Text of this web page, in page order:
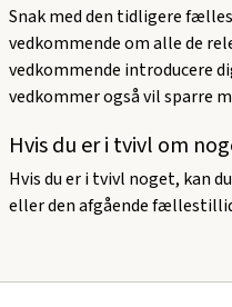
Snak med den tidligere
vedkommende om alle de
vedkommende introducere
vedkommer også vil sparre
Hvis du er i tvivl om
Hvis du er i tvivl noget, kan
eller den afgående